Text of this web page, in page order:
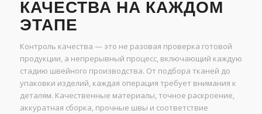
КАЧЕСТВА НА КАЖДОМ
ЭТАПЕ
Контроль качества — это не разовая проверка готовой
продукции, а непрерывный процесс, включающий каждую
стадию швейного производства. От подбора тканей до
упаковки изделий, каждая операция требует внимания к
деталям. Качественные материалы, точное раскроение,
аккуратная сборка, прочные швы и соответствие